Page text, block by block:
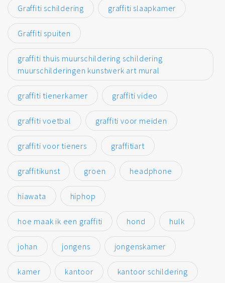
Graffiti schildering graffiti slaapkamer
Graffiti spuiten
graffiti thuis muurschildering schildering
muurschilderingen kunstwerk art mural
graffiti tienerkamer graffiti video
graffiti voetbal graffiti voor meiden
graffiti voor tieners graffitiart
graffitikunst groen headphone
hiawata hiphop
hoe maak ik een graffiti hond hulk
johan jongens jongenskamer
kamer kantoor kantoor schildering